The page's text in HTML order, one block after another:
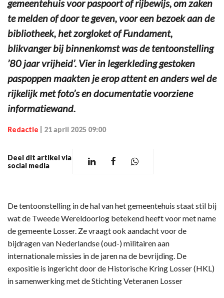
gemeentehuis voor paspoort of rijbewijs, om zaken
te melden of door te geven, voor een bezoek aan de
bibliotheek, het zorgloket of Fundament,
blikvanger bij binnenkomst was de tentoonstelling
’80 jaar vrijheid’. Vier in legerkleding gestoken
paspoppen maakten je erop attent en anders wel de
rijkelijk met foto’s en documentatie voorziene
informatiewand.
Redactie 21 april 2025 09:00
Deel dit artikel via
social media
De tentoonstelling in de hal van het gemeentehuis staat stil bij
wat de Tweede Wereldoorlog betekend heeft voor met name
de gemeente Losser. Ze vraagt ook aandacht voor de
bijdragen van Nederlandse (oud-) militairen aan
internationale missies in de jaren na de bevrijding. De
expositie is ingericht door de Historische Kring Losser (HKL)
in samenwerking met de Stichting Veteranen Losser